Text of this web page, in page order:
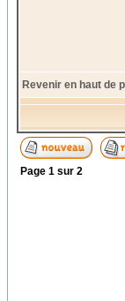
Revenir en haut de
Page 1 sur 2